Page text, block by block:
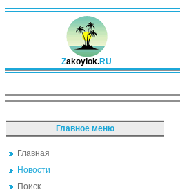
Zakoylok.RU
Главное меню
Главная
Новости
Поиск